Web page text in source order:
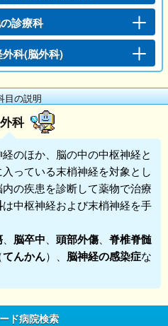
診療科
科(脳外科)
目の説明
科
のほか、脳の中の中枢神経と
っている末梢神経を対象とし
の疾患を診断して薬物で治療
は中枢神経および末梢神経を手
脳卒中 頭部外傷 、脊椎脊髄
てんかん）、 脳神経の感染症な
ド病院検索